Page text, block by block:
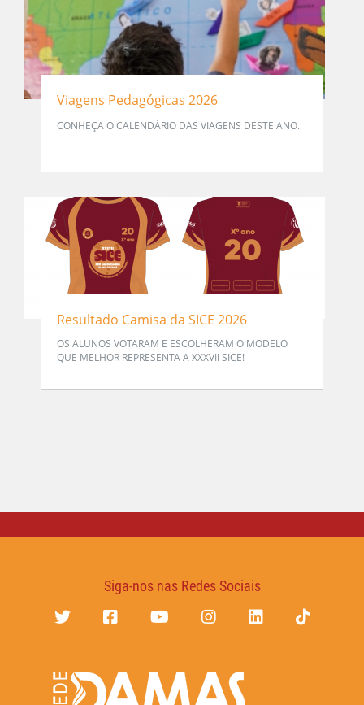
Viagens Pedagógicas 2026
CONHEÇA O CALENDÁRIO DAS VIAGENS DESTE ANO.
Resultado Camisa da SICE 2026
OS ALUNOS VOTARAM E ESCOLHERAM O MODELO
QUE MELHOR REPRESENTA A XXXVII SICE!
Siga-nos nas Redes Sociais